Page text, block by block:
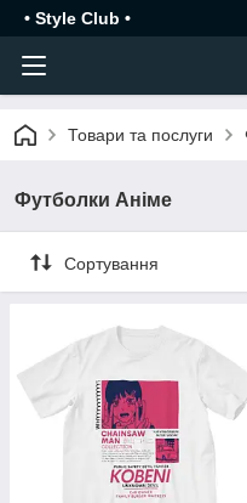
• Style Club •
Товари та послуги
Футболки Аніме
Сортування